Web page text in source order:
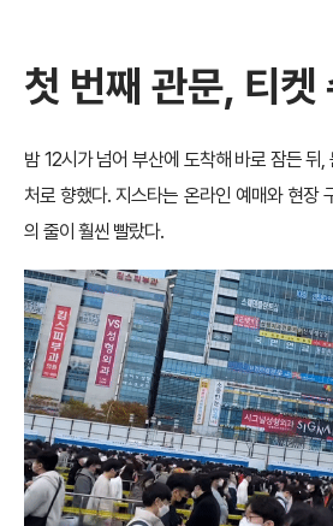
첫 번째 관문, 티켓
밤 12시가 넘어 부산에 도착해 바로 잠든 뒤
처로 향했다. 지스타는 온라인 예매와 현장
의 줄이 훨씬 빨랐다.